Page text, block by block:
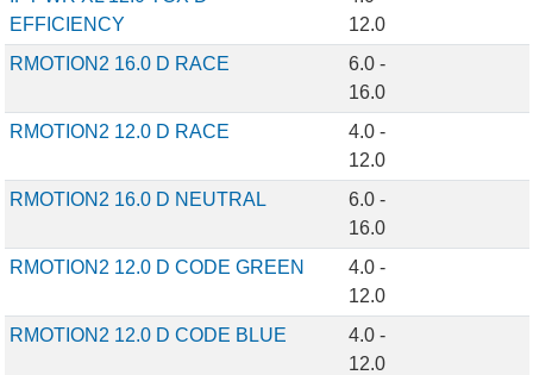
EFFICIENCY
12.0
RMOTION2 16.0 D RACE
6.0 -
16.0
RMOTION2 12.0 D RACE
4.0 -
12.0
RMOTION2 16.0 D NEUTRAL
6.0 -
16.0
RMOTION2 12.0 D CODE GREEN
4.0 -
12.0
RMOTION2 12.0 D CODE BLUE
4.0 -
12.0